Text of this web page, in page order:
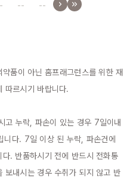
-- --
품이 아닌 홈프래그런스를 위한 재
따르시기 바랍니다.
고 누락, 파손이 있는 경우 7일이내
다. 7일 이상 된 누락, 파손건에
. 반품하시기 전에 반드시 전화통
보내시는 경우 수취가 되지 않고 반